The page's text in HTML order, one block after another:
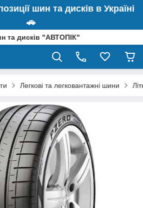
шин та дисків в Україні
🚗
та дисків "АВТОПІК"
Легкові та легковантажні шини